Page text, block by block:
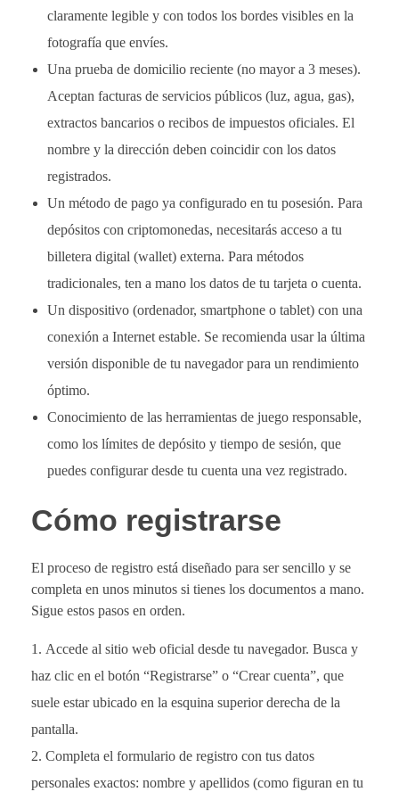
claramente legible y con todos los bordes visibles en la
fotografía que envíes.
Una prueba de domicilio reciente (no mayor a 3 meses).
Aceptan facturas de servicios públicos (luz, agua, gas),
extractos bancarios o recibos de impuestos oficiales. El
nombre y la dirección deben coincidir con los datos
registrados.
Un método de pago ya configurado en tu posesión. Para
depósitos con criptomonedas, necesitarás acceso a tu
billetera digital (wallet) externa. Para métodos
tradicionales, ten a mano los datos de tu tarjeta o cuenta.
Un dispositivo (ordenador, smartphone o tablet) con una
conexión a Internet estable. Se recomienda usar la última
versión disponible de tu navegador para un rendimiento
óptimo.
Conocimiento de las herramientas de juego responsable,
como los límites de depósito y tiempo de sesión, que
puedes configurar desde tu cuenta una vez registrado.
Cómo registrarse
El proceso de registro está diseñado para ser sencillo y se
completa en unos minutos si tienes los documentos a mano.
Sigue estos pasos en orden.
Accede al sitio web oficial desde tu navegador. Busca y
haz clic en el botón “Registrarse” o “Crear cuenta”, que
suele estar ubicado en la esquina superior derecha de la
pantalla.
Completa el formulario de registro con tus datos
personales exactos: nombre y apellidos (como figuran en tu